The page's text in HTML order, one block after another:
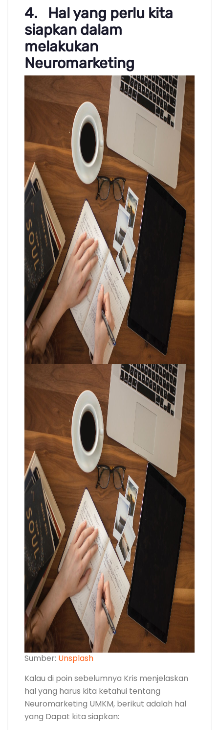
4. Hal yang perlu kita
siapkan dalam
melakukan
Neuromarketing
Sumber: Unsplash
Kalau di poin sebelumnya Kris menjelaskan
hal yang harus kita ketahui tentang
Neuromarketing UMKM, berikut adalah hal
yang Dapat kita siapkan: